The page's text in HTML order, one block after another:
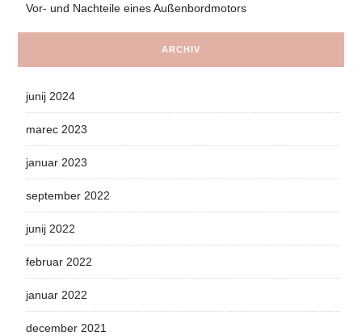
Vor- und Nachteile eines Außenbordmotors
ARCHIV
junij 2024
marec 2023
januar 2023
september 2022
junij 2022
februar 2022
januar 2022
december 2021